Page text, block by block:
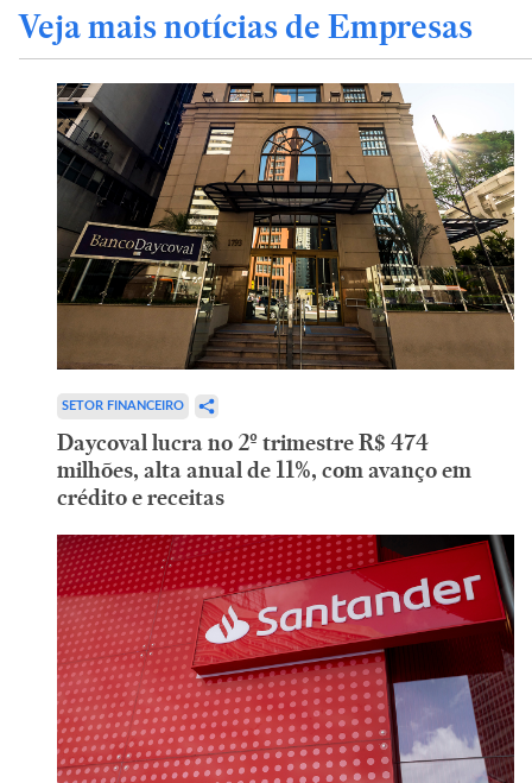
Veja mais notícias de Empresas
SETOR FINANCEIRO
Daycoval lucra no 2º trimestre R$ 474
milhões, alta anual de 11%, com avanço em
crédito e receitas